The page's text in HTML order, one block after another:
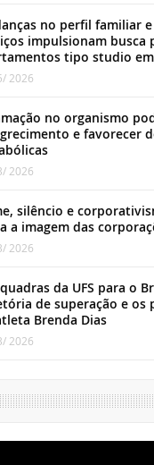
no perfil familiar
impulsionam busca
tipo studio
2026
no organismo
e favorecer
2026
silêncio e
a imagem das
2026
da UFS para o
de superação e os
Brenda Dias
2026